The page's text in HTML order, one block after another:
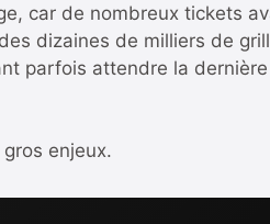
car de nombreux tickets
dizaines de milliers de
parfois attendre la
enjeux.